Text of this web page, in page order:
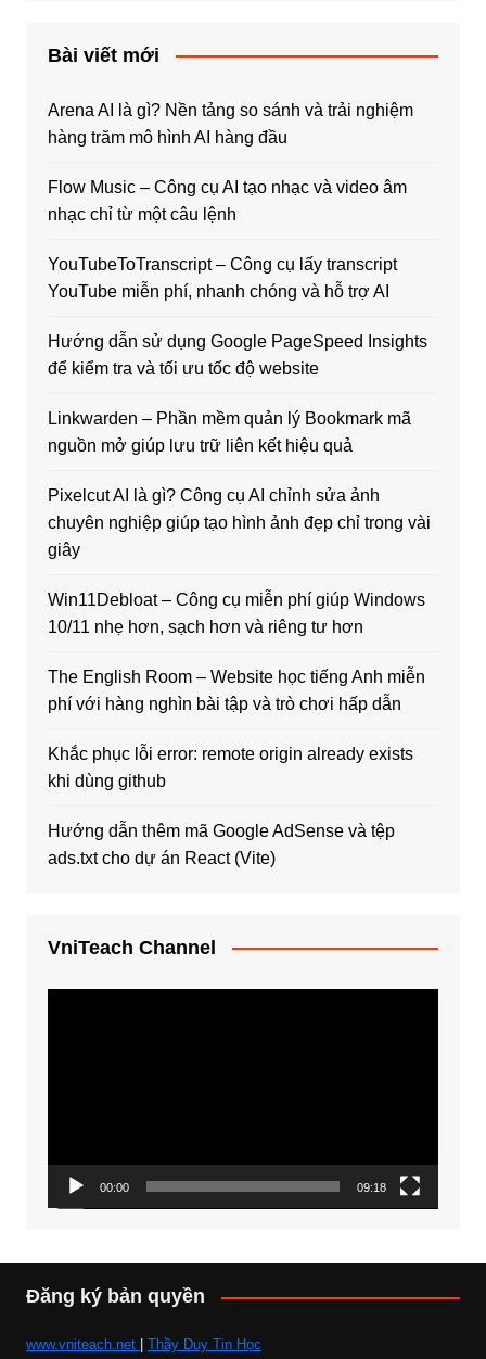
Bài viết mới
Arena AI là gì? Nền tảng so sánh và trải nghiệm
hàng trăm mô hình AI hàng đầu
Flow Music – Công cụ AI tạo nhạc và video âm
nhạc chỉ từ một câu lệnh
YouTubeToTranscript – Công cụ lấy transcript
YouTube miễn phí, nhanh chóng và hỗ trợ AI
Hướng dẫn sử dụng Google PageSpeed Insights
để kiểm tra và tối ưu tốc độ website
Linkwarden – Phần mềm quản lý Bookmark mã
nguồn mở giúp lưu trữ liên kết hiệu quả
Pixelcut AI là gì? Công cụ AI chỉnh sửa ảnh
chuyên nghiệp giúp tạo hình ảnh đẹp chỉ trong vài
giây
Win11Debloat – Công cụ miễn phí giúp Windows
10/11 nhẹ hơn, sạch hơn và riêng tư hơn
The English Room – Website học tiếng Anh miễn
phí với hàng nghìn bài tập và trò chơi hấp dẫn
Khắc phục lỗi error: remote origin already exists
khi dùng github
Hướng dẫn thêm mã Google AdSense và tệp
ads.txt cho dự án React (Vite)
VniTeach Channel
00:00 09:18
Đăng ký bản quyền
www.vniteach.net Thầy Duy Tin Học